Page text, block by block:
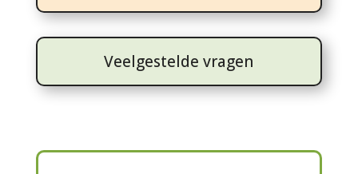
Veelgestelde vragen